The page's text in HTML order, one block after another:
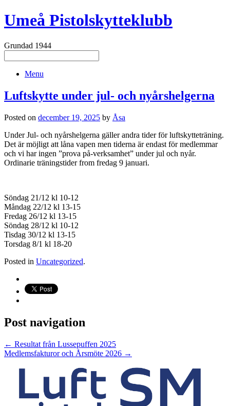
Umeå Pistolskytteklubb
Grundad 1944
Menu
Luftskytte under jul- och nyårshelgerna
Posted on december 19, 2025 by Åsa
Under Jul- och nyårshelgerna gäller andra tider för luftskytteträning.
Det är möjligt att låna vapen men tiderna är endast för medlemmar
och vi har ingen ”prova på-verksamhet” under jul och nyår.
Ordinarie träningstider from fredag 9 januari.
Söndag 21/12 kl 10-12
Måndag 22/12 kl 13-15
Fredag 26/12 kl 13-15
Söndag 28/12 kl 10-12
Tisdag 30/12 kl 13-15
Torsdag 8/1 kl 18-20
Posted in Uncategorized.
Post navigation
← Resultat från Lussepuffen 2025
Medlemsfakturor och Årsmöte 2026 →